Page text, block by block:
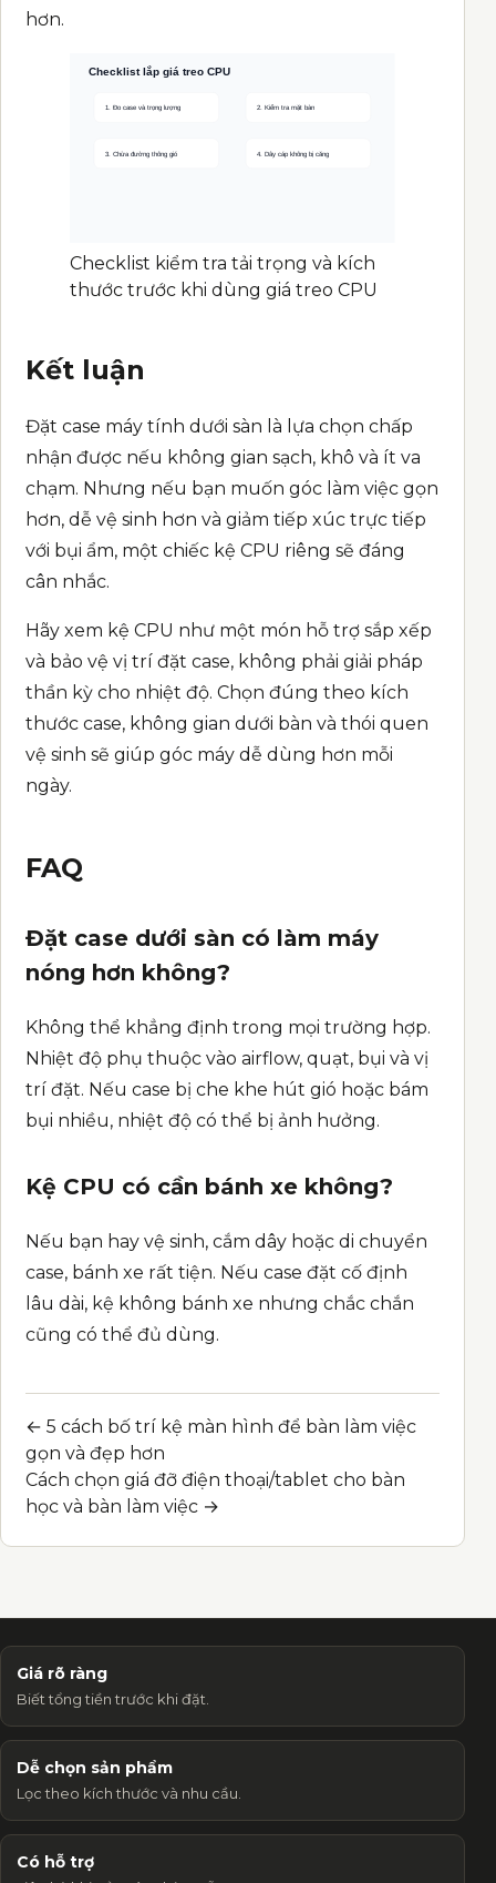
hơn.
Checklist kiểm tra tải trọng và kích
thước trước khi dùng giá treo CPU
Kết luận
Đặt case máy tính dưới sàn là lựa chọn chấp
nhận được nếu không gian sạch, khô và ít va
chạm. Nhưng nếu bạn muốn góc làm việc gọn
hơn, dễ vệ sinh hơn và giảm tiếp xúc trực tiếp
với bụi ẩm, một chiếc kệ CPU riêng sẽ đáng
cân nhắc.
Hãy xem kệ CPU như một món hỗ trợ sắp xếp
và bảo vệ vị trí đặt case, không phải giải pháp
thần kỳ cho nhiệt độ. Chọn đúng theo kích
thước case, không gian dưới bàn và thói quen
vệ sinh sẽ giúp góc máy dễ dùng hơn mỗi
ngày.
FAQ
Đặt case dưới sàn có làm máy
nóng hơn không?
Không thể khẳng định trong mọi trường hợp.
Nhiệt độ phụ thuộc vào airflow, quạt, bụi và vị
trí đặt. Nếu case bị che khe hút gió hoặc bám
bụi nhiều, nhiệt độ có thể bị ảnh hưởng.
Kệ CPU có cần bánh xe không?
Nếu bạn hay vệ sinh, cắm dây hoặc di chuyển
case, bánh xe rất tiện. Nếu case đặt cố định
lâu dài, kệ không bánh xe nhưng chắc chắn
cũng có thể đủ dùng.
Post navigation
← 5 cách bố trí kệ màn hình để bàn làm việc
gọn và đẹp hơn
Cách chọn giá đỡ điện thoại/tablet cho bàn
học và bàn làm việc →
Giá rõ ràng
Biết tổng tiền trước khi đặt.
Dễ chọn sản phẩm
Lọc theo kích thước và nhu cầu.
Có hỗ trợ